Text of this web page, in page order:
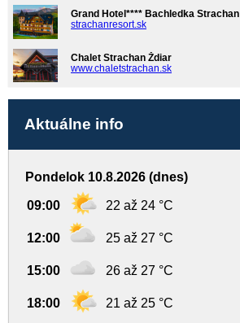
Grand Hotel**** Bachledka Strachan
strachanresort.sk
Chalet Strachan Ždiar
www.chaletstrachan.sk
Aktuálne info
Pondelok 10.8.2026 (dnes)
09:00 22 až 24 °C
12:00 25 až 27 °C
15:00 26 až 27 °C
18:00 21 až 25 °C